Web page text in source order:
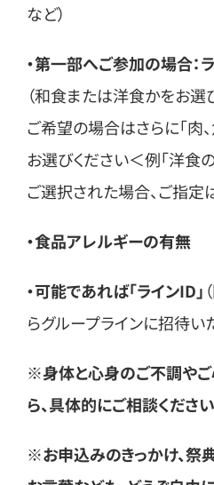
など）
・第一部へご参加の場合：
（和食または洋食かをお選
ご希望の場合はさらに「肉
お選びください＜例「洋食
ご選択された場合、ご指定
・食品アレルギーの有無
・可能であれば「ラインID」
らグループラインに招待い
※身体と心身のご不調や
ら、具体的にご相談ください
※お申込みのきっかけ、祭